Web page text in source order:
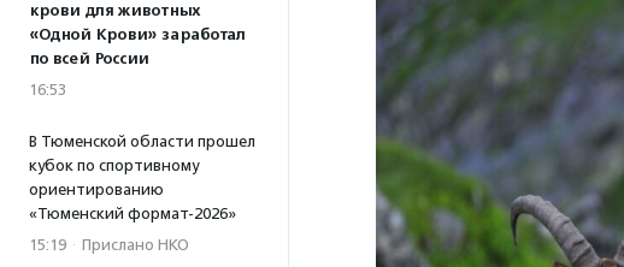
крови для животных
«Одной Крови» заработал
по всей России
16:53
В Тюменской области прошел
кубок по спортивному
ориентированию
«Тюменский формат-2026»
15:19 · Прислано НКО